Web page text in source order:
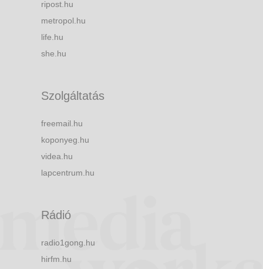
ripost.hu
metropol.hu
life.hu
she.hu
Szolgáltatás
freemail.hu
koponyeg.hu
videa.hu
lapcentrum.hu
Rádió
radio1gong.hu
hirfm.hu